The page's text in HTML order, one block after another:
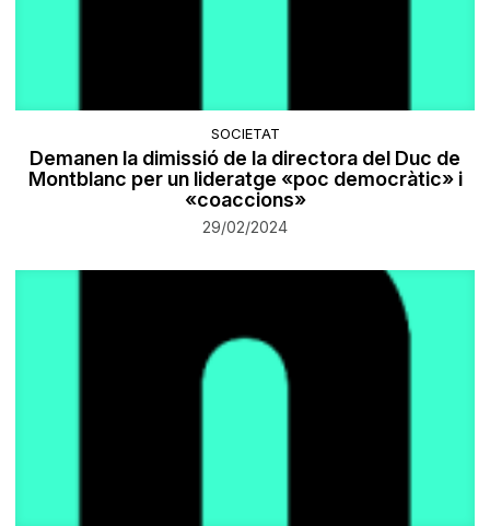
SOCIETAT
Demanen la dimissió de la directora del Duc de
Montblanc per un lideratge «poc democràtic» i
«coaccions»
29/02/2024